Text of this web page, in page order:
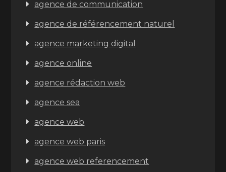
agence de communication
agence de référencement naturel
agence marketing digital
agence online
agence rédaction web
agence sea
agence web
agence web paris
agence web referencement